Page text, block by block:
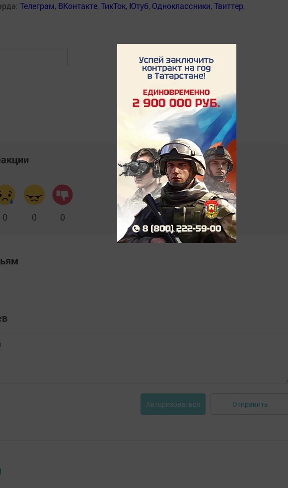
Телеграм, ВКонтакте,ТикТок, Ютуб, Одноклассники,Твиттер,
0 0 0
Авторизоваться Отправить